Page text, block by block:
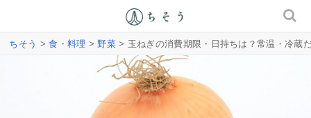
ちそう >食・料理 >野菜> 玉ねぎの消費期限・日持ちは？常温・冷蔵